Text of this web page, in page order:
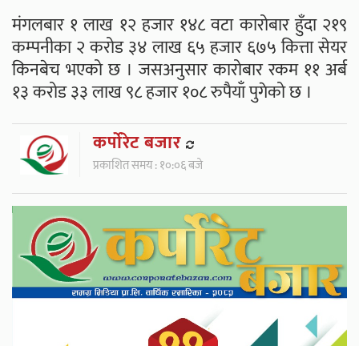
मंगलबार १ लाख १२ हजार १४८ वटा कारोबार हुँदा २१९
कम्पनीका २ करोड ३४ लाख ६५ हजार ६७५ कित्ता सेयर
किनबेच भएको छ । जसअनुसार कारोबार रकम ११ अर्ब
१३ करोड ३३ लाख ९८ हजार १०८ रुपैयाँ पुगेको छ ।
कर्पाेरेट बजार
प्रकाशित समय : १०:०६ बजे